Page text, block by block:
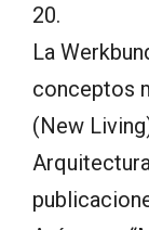
20.
La
conceptos
(New